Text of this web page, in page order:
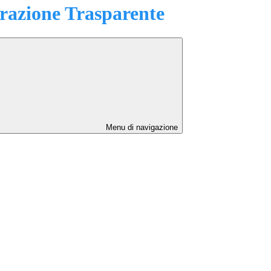
Trasparente
Menu di navigazione